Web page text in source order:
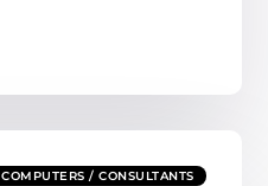
COMPUTERS / CONSULTANTS